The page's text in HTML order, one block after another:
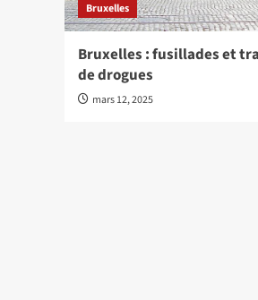
Bruxelles
Bruxelles : fusillades et
de drogues
mars 12, 2025